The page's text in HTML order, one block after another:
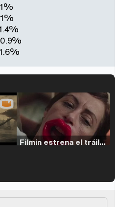
Filmin estrena el tráiler de 'Millennial Mal', su nueva comedia universitaria de la mano de Lorena Iglesias
'120 Minutos' celebra sus 2.000 programas en Telemadrid con un vídeo del día a día en la redacción